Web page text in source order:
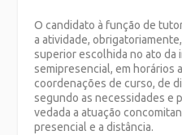
O candidato à função de
a atividade,
superior escolhida no ato da
semipresencial, em horários
coordenações de curso, de
segundo as necessidades e
vedada a atuação
presencial e a distância.